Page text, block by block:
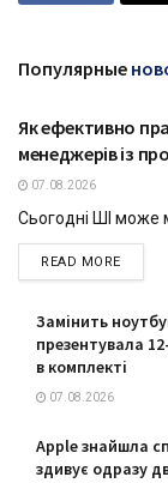
Популярные
ТЕХНОЛОГІЇ
Як ефективно
менеджерів із
07.08.2026
Сьогодні ШІ може
READ MORE
Замінить
презентувала
в комплекті
07.08.2026
Apple знайшла
здивує одразу